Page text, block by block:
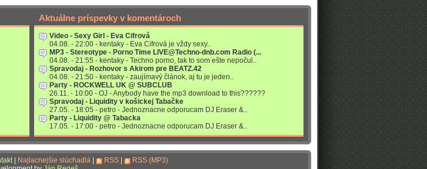
Aktuálne príspevky v komentároch
Video - Sexy Girl - Eva Cifrová
04.08. - 22:00 - kentaky - Eva Cifrová je vždy sexy..
MP3 - Stereotype - Porno Time LIVE@Techno-dnb.com Radio (...
04.08. - 21:55 - kentaky - Techno porno, tak to som ešte nepočul..
Spravodaj - Rozhovor s Akirom pre BEATZ.42
04.08. - 21:50 - kentaky - zaujímavý článok, aj tu je jeden..
Party - ROCKWELL UK @ SUBCLUB
26.11. - 10:00 - OJ - Anybody have the mp3 download to this??????
Spravodaj - Liquidity v košickej Tabačke
27.05. - 18:05 - petro - Jednoznacne odporucam DJ Eraser &..
Party - Liquidity @ Tabacka
17.05. - 17:00 - petro - Jednoznacne odporucam DJ Eraser &..
| Najlacnejšie slúchadlá RSS
RSS (MP3)